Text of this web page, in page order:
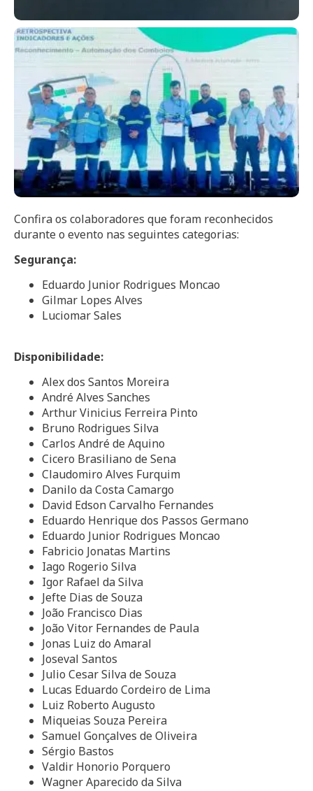
Confira os colaboradores que foram reconhecidos
durante o evento nas seguintes categorias:
Segurança:
Eduardo Junior Rodrigues Moncao
Gilmar Lopes Alves
Luciomar Sales
Disponibilidade:
Alex dos Santos Moreira
André Alves Sanches
Arthur Vinicius Ferreira Pinto
Bruno Rodrigues Silva
Carlos André de Aquino
Cicero Brasiliano de Sena
Claudomiro Alves Furquim
Danilo da Costa Camargo
David Edson Carvalho Fernandes
Eduardo Henrique dos Passos Germano
Eduardo Junior Rodrigues Moncao
Fabricio Jonatas Martins
Iago Rogerio Silva
Igor Rafael da Silva
Jefte Dias de Souza
João Francisco Dias
João Vitor Fernandes de Paula
Jonas Luiz do Amaral
Joseval Santos
Julio Cesar Silva de Souza
Lucas Eduardo Cordeiro de Lima
Luiz Roberto Augusto
Miqueias Souza Pereira
Samuel Gonçalves de Oliveira
Sérgio Bastos
Valdir Honorio Porquero
Wagner Aparecido da Silva